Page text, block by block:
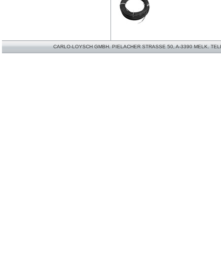
CARLO-LOYSCH GMBH. PIELACHER STRASSE 50, A-3390 MELK.